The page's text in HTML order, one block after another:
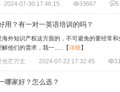
2024-07-30 17:46:15 33667 5
用？有一对一英语培训的吗？
外知识产权这方面的，不可避免的要经常
他们的需求，我一...... 【详细 】
光芒万丈
2024-07-22 17:32:45 
哪家好？怎么选？